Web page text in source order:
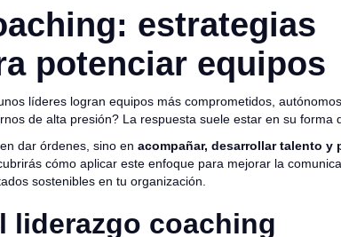
estrategias
potenciar equipos
líderes logran equipos más comprometidos,
de alta presión? La respuesta suele estar en su forma
dar órdenes, sino en acompañar, desarrollar talento y
cómo aplicar este enfoque para mejorar la
sostenibles en tu organización.
liderazgo coaching